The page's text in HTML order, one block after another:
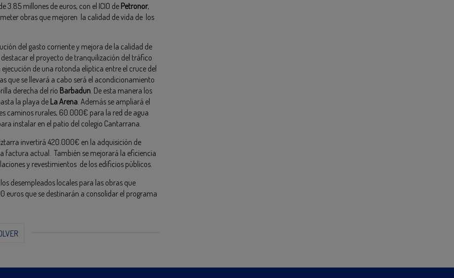
millones de euros, con el ICIO de Petronor,
obras que mejoren la calidad de vida de los
del gasto corriente y mejora de la calidad de
el proyecto de tranquilización del tráfico
de una rotonda elíptica entre el cruce del
que se llevará a cabo será el acondicionamiento
derecha del río Barbadun . De esta manera los
la playa de La Arena . Además se ampliará el
caminos rurales, 60.000€ para la red de agua
instalar en el patio del colegio Cantarrana.
invertirá 420.000€ en la adquisición de
factura actual. También se mejorará la eficiencia
y revestimientos de los edificios públicos.
desempleados locales para las obras que
euros que se destinarán a consolidar el programa